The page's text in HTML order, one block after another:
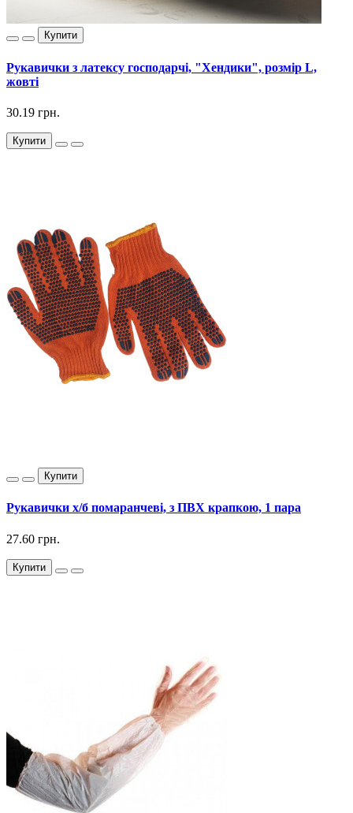
Купити
Рукавички з латексу господарчі, "Хендики", розмір L,
жовті
30.19 грн.
Купити
Купити
Рукавички х/б помаранчеві, з ПВХ крапкою, 1 пара
27.60 грн.
Купити